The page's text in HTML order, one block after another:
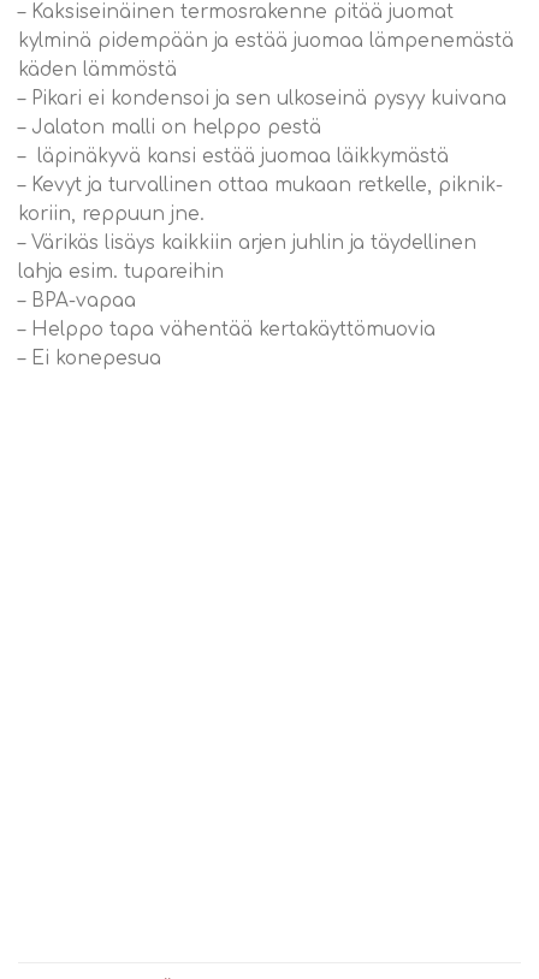
– Kaksiseinäinen termosrakenne pitää juomat
kylminä pidempään ja estää juomaa lämpenemästä
käden lämmöstä
– Pikari ei kondensoi ja sen ulkoseinä pysyy kuivana
– Jalaton malli on helppo pestä
– läpinäkyvä kansi estää juomaa läikkymästä
– Kevyt ja turvallinen ottaa mukaan retkelle, piknik-
koriin, reppuun jne.
– Värikäs lisäys kaikkiin arjen juhlin ja täydellinen
lahja esim. tupareihin
– BPA-vapaa
– Helppo tapa vähentää kertakäyttömuovia
– Ei konepesua